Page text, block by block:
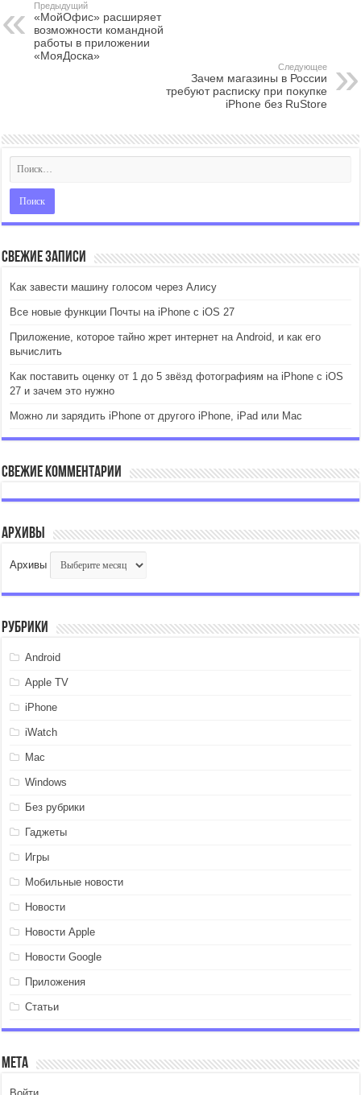
Предыдущий
«МойОфис» расширяет
возможности командной
работы в приложении
«МояДоска»
Следующее
Зачем магазины в России
требуют расписку при покупке
iPhone без RuStore
Свежие записи
Как завести машину голосом через Алису
Все новые функции Почты на iPhone с iOS 27
Приложение, которое тайно жрет интернет на Android, и как его
вычислить
Как поставить оценку от 1 до 5 звёзд фотографиям на iPhone с iOS
27 и зачем это нужно
Можно ли зарядить iPhone от другого iPhone, iPad или Mac
Свежие комментарии
Архивы
Архивы
Рубрики
Android
Apple TV
iPhone
iWatch
Mac
Windows
Без рубрики
Гаджеты
Игры
Мобильные новости
Новости
Новости Apple
Новости Google
Приложения
Статьи
Мета